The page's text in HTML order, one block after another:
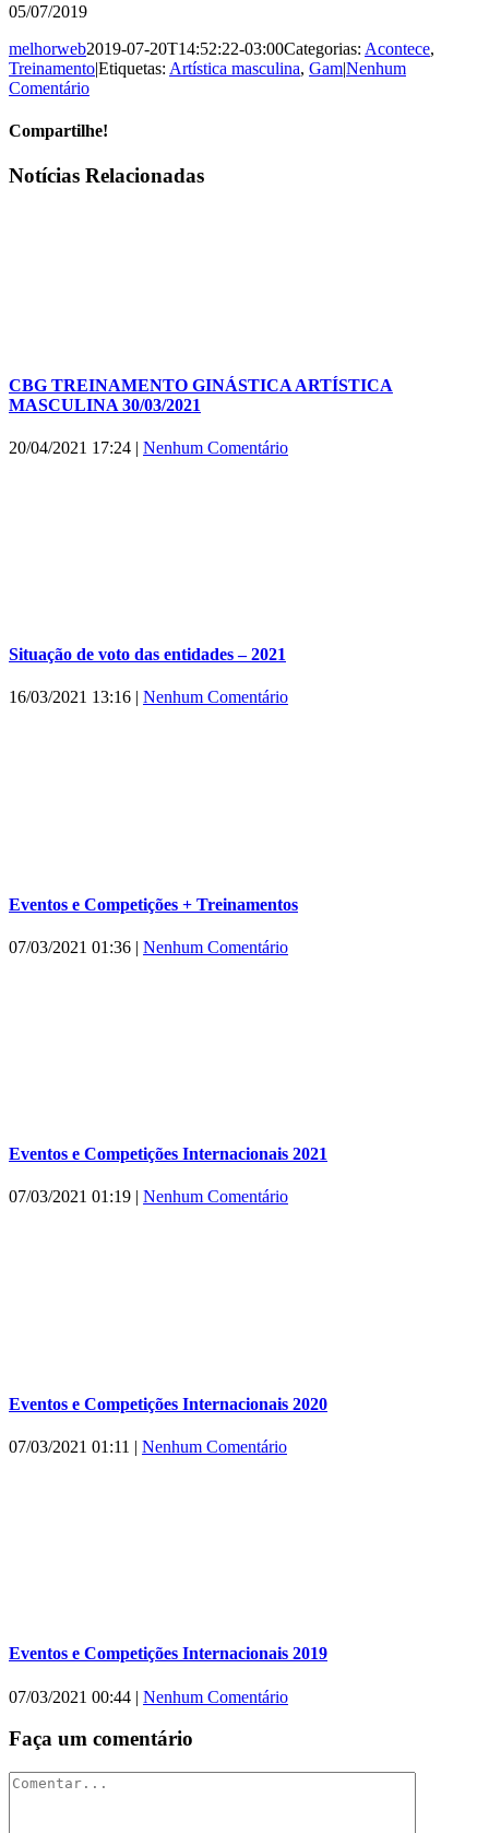
05/07/2019
melhorweb2019-07-20T14:52:22-03:00Categorias: Acontece,
Treinamento|Etiquetas: Artística masculina, Gam|Nenhum
Comentário
Compartilhe!
Facebook
X
WhatsApp
E-
Notícias Relacionadas
CBG TREINAMENTO GINÁSTICA ARTÍSTICA
MASCULINA 30/03/2021
20/04/2021 17:24 | Nenhum Comentário
Situação de voto das entidades – 2021
16/03/2021 13:16 | Nenhum Comentário
Eventos e Competições + Treinamentos
07/03/2021 01:36 | Nenhum Comentário
Eventos e Competições Internacionais 2021
07/03/2021 01:19 Nenhum Comentário
Eventos e Competições Internacionais 2020
07/03/2021 01:11 | Nenhum Comentário
Eventos e Competições Internacionais 2019
07/03/2021 00:44 | Nenhum Comentário
Faça um comentário
Comentar